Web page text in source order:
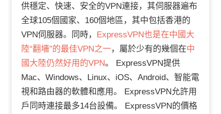
供穩定、快速、安全的VPN連接，其伺服器遍布
全球105個國家、160個地區，其中包括香港的
VPN伺服器。同時， ExpressVPN也是在中國大
陸“翻墻”的最佳VPN之一，屬於少有的幾個在中
國大陸仍然好用的VPN。 ExpressVPN提供
Mac、Windows、Linux、iOS、Android、智能電
視和路由器的軟體和應用。 ExpressVPN允許用
戶同時連接最多14台設備。 ExpressVPN的價格